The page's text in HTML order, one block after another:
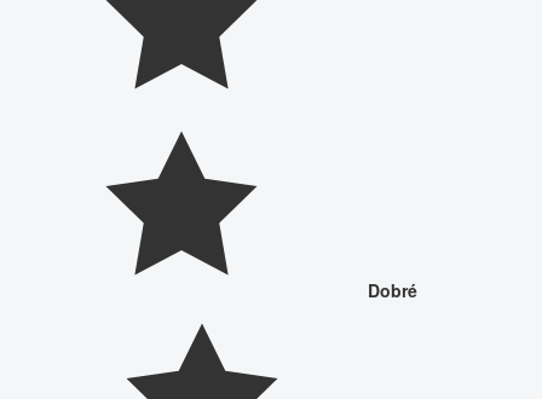
Dobré